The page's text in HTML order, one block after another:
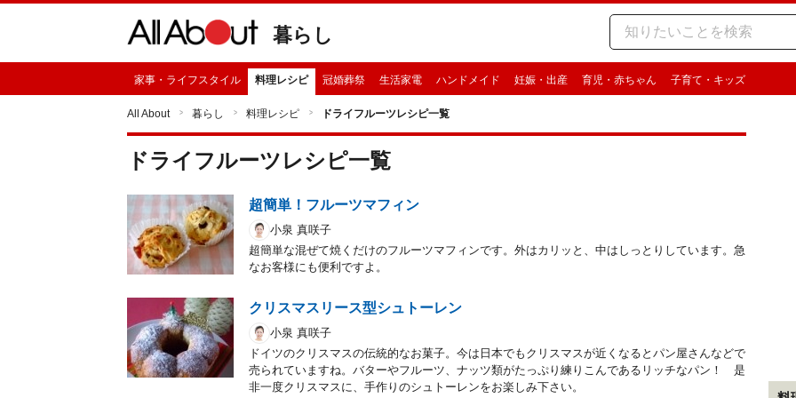
暮らし
家事・ライフスタイル 料理レシピ 冠婚葬祭 生活家電 ハンドメイド 妊娠・出産 育児・赤ちゃん 子育て・キッズ
All About 暮らし 料理レシピ ドライフルーツレシピ一覧
ドライフルーツレシピ一覧
超簡単！フルーツマフィン
小泉 真咲子
超簡単な混ぜて焼くだけのフルーツマフィンです。外はカリッと、中はしっとりしています。急
なお客様にも便利ですよ。
クリスマスリース型シュトーレン
小泉 真咲子
ドイツのクリスマスの伝統的なお菓子。今は日本でもクリスマスが近くなるとパン屋さんなどで
売られていますね。バターやフルーツ、ナッツ類がたっぷり練りこんであるリッチなパン！ 是
非一度クリスマスに、手作りのシュトーレンをお楽しみ下さい。